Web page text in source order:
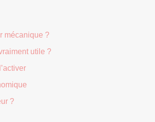
mécanique ?
utile ?
?